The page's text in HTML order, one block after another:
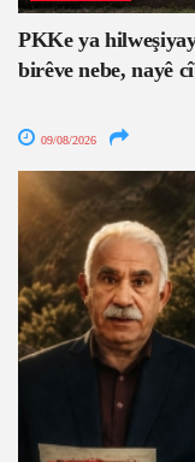
PKKe ya
birêve nebe, nayê
09/08/2026